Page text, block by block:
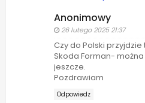
Anonimowy
26 lutego 2025 21:37
Czy do Polski
Skoda Forman-
jeszcze.
Pozdrawiam
Odpowiedz